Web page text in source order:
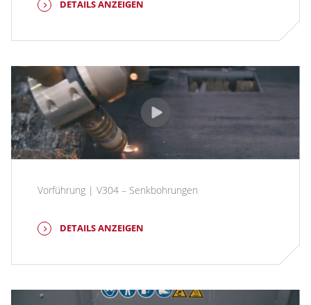
DETAILS ANZEIGEN
Vorführung | V304 – Senkbohrungen
DETAILS ANZEIGEN